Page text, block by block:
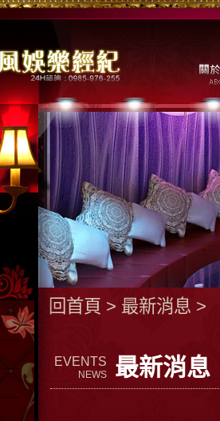
回首頁 > 最新消息 >
EVENTS
NEWS 最新消息